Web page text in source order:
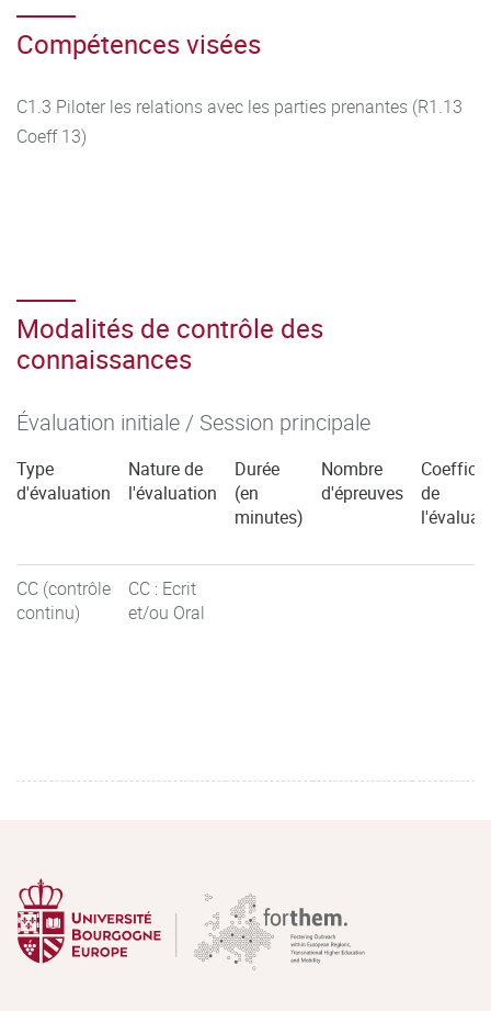
Compétences visées
C1.3 Piloter les relations avec les parties prenantes (R1.13
Coeff 13)
Modalités de contrôle des
connaissances
Évaluation initiale / Session principale
Type
d'évaluation
Nature de
l'évaluation
Durée
(en
minutes)
Nombre
d'épreuves
de
CC (contrôle
continu)
CC : Ecrit
et/ou Oral